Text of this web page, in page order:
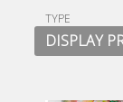
TYPE
DISPLAY